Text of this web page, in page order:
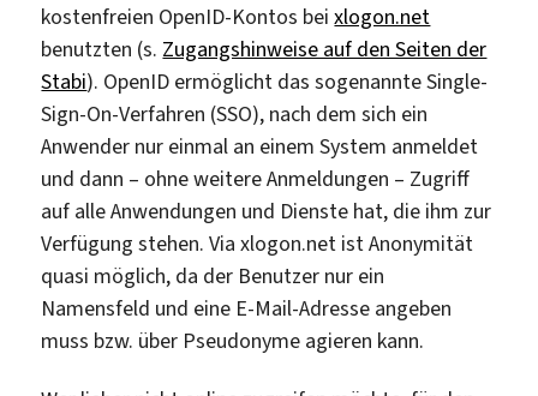
kostenfreien OpenID-Kontos beixlogon.net
benutzten (s. Zugangshinweise auf den Seiten der
Stabi). OpenID ermöglicht das sogenannte Single-
Sign-On-Verfahren (SSO), nach dem sich ein
Anwender nur einmal an einem System anmeldet
und dann – ohne weitere Anmeldungen – Zugriff
auf alle Anwendungen und Dienste hat, die ihm zur
Verfügung stehen. Via xlogon.net ist Anonymität
quasi möglich, da der Benutzer nur ein
Namensfeld und eine E-Mail-Adresse angeben
muss bzw. über Pseudonyme agieren kann.